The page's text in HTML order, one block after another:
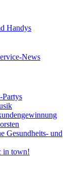
Handys
News
Gesundheits- und
in town!